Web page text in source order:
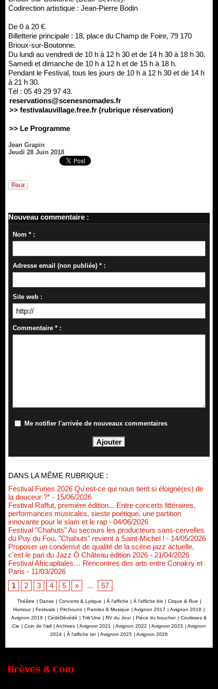
Codirection artistique : Jean-Pierre Bodin
De 0 à 20 €.
Billetterie principale : 18, place du Champ de Foire, 79 170
Brioux-sur-Boutonne.
Du lundi au vendredi de 10 h à 12 h 30 et de 14 h 30 à 18 h 30.
Samedi et dimanche de 10 h à 12 h et de 15 h à 18 h.
Pendant le Festival, tous les jours de 10 h à 12 h 30 et de 14 h
à 21 h 30.
Tél : 05 49 29 97 43.
reservations@scenesnomades.fr
>> festivalauvillage.free.fr (rubrique réservation)
>> Le Programme
Jean Grapin
Jeudi 28 Juin 2018
Nouveau commentaire :
Nom * :
Adresse email (non publiée) * :
Site web :
Commentaire * :
Me notifier l'arrivée de nouveaux commentaires
DANS LA MÊME RUBRIQUE :
Festival Furies 2026 Qu'est-ce qui nous tient si éloigné(es) de
la douceur ?* - 15/06/2026
Festival Raffut, première édition... Entre concerts littéraires,
performances musicales, sieste poétique, une partition
innovante pour le slam et le rap - 04/06/2026
Festival "Chahuts" Au secours les producteurs sans-cervelles
du Puy du Fou, "Chahuts" revient à Saint-Michel ! - 14/05/2026
Proposer un condensé de qualité de la scène jazz actuelle,
c'est le pari du Jazz Ô Château édition 2026 - 21/04/2026
Festival Africapitales… Rencontres des arts entre Conakry et
Paris - 11/03/2026
1
2 3 4 5 » ... 57
Théâtre | Danse | Concerts & Lyrique | À l'affiche | À l'affiche bis | Cirque & Rue |
Humour | Festivals | Pitchouns | Paroles & Musique | Avignon 2017 | Avignon 2018 |
Avignon 2019 | CédéDévédé | Trib'Une | RV du Jour | Pièce du boucher | Coulisses &
Cie | Coin de l’œil | Archives | Avignon 2021 | Avignon 2022 | Avignon 2023 | Avignon
2024 | À l'affiche ter | Avignon 2025 | Avignon 2026
Brèves & Com
Renouvellement de Rachid Ouramdane à la tête de Chaillot-